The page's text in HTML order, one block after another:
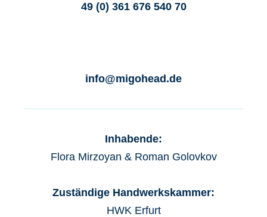
49 (0) 361 676 540 70
info@migohead.de
Inhabende:
Flora Mirzoyan & Roman Golovkov
Zuständige Handwerkskammer:
HWK Erfurt